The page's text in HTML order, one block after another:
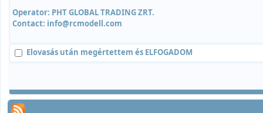
Operator: PHT GLOBAL TRADING ZRT.
Contact: info@rcmodell.com
Elovasás után megértettem és ELFOGADOM